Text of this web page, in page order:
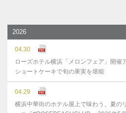
2026
04.30
ローズホテル横浜「メロンフェア」開催
ショートケーキで旬の果実を堪能
04.29
横浜中華街のホテル屋上で味わう、夏の